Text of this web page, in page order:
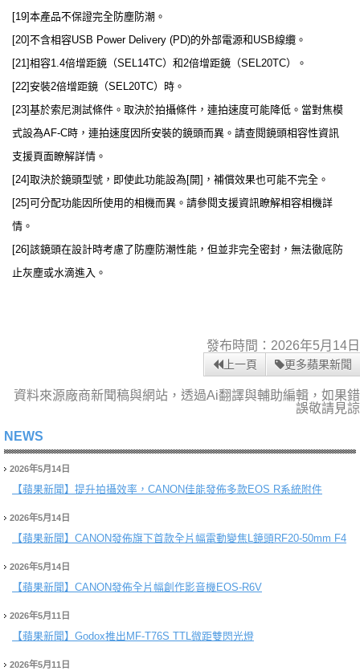
[19]本產品不保證完全防塵防潮。
[20]不含相容USB Power Delivery (PD)的外部電源和USB線纜。
[21]相容1.4倍增距鏡（SEL14TC）和2倍增距鏡（SEL20TC）。
[22]安裝2倍增距鏡（SEL20TC）時。
[23]基於索尼測試條件。取決於拍攝條件，連拍速度可能降低。當對焦模
式設為AF-C時，連拍速度因所安裝的鏡頭而異。請查閱鏡頭相容性資訊
支援頁面瞭解詳情。
[24]取決於鏡頭型號，即使此功能設為[開]，補償效果也可能不完全。
[25]可分配功能因所使用的相機而異。請參閱支援資訊瞭解相容相機詳
情。
[26]該鏡頭在設計時考慮了防塵防潮性能，但並非完全密封，無法徹底防
止灰塵或水滴進入。
發布時間：2026年5月14日
上一頁 更多蘋果新聞
資料來源廠商新聞稿與網站，透過Ai翻譯與輔助編輯，如果錯
誤敬請見諒
NEWS
2026年5月14日
【蘋果新聞】 提升拍攝效率，CANON佳能發佈多款EOS R系統附件
2026年5月14日
【蘋果新聞】 CANON發佈旗下首款全片幅電動變焦L鏡頭RF20-50mm F4
2026年5月14日
【蘋果新聞】 CANON發佈全片幅創作影音機EOS-R6V
2026年5月11日
【蘋果新聞】 Godox推出MF-T76S TTL微距雙閃光燈
2026年5月11日